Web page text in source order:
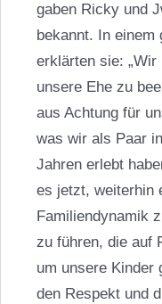
gaben Ricky und
bekannt. In einem
erklärten sie:
unsere Ehe zu
aus Achtung für
was wir als Paar
Jahren erlebt
es jetzt, weiterhin
Familiendynamik
zu führen, die auf
um unsere Kinder
den Respekt und